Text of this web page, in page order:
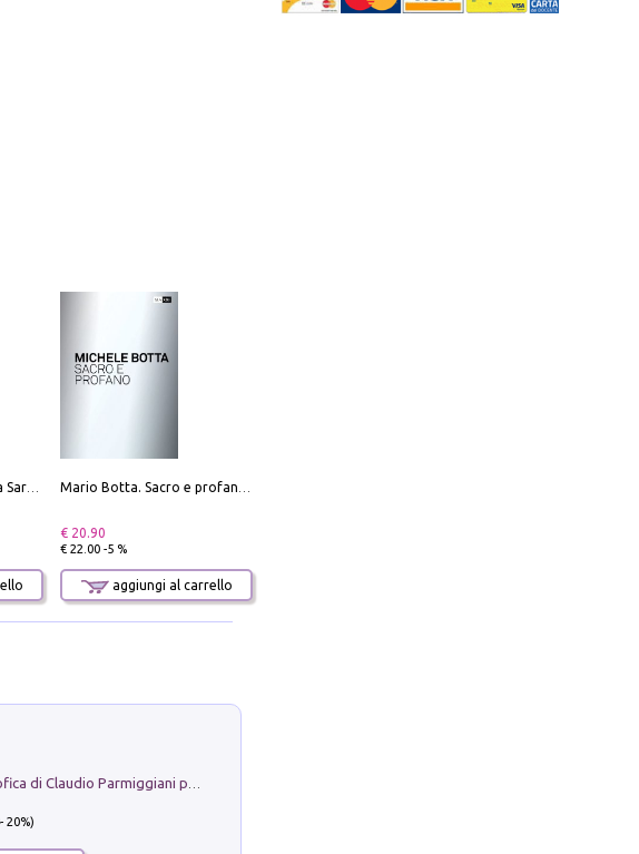
€ 20.90
€ 22.00 -5 %
aggiungi al carrello
- 20%)